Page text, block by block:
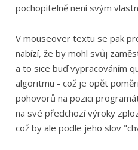
pochopitelně není svým
V mouseover textu se pak
nabízí, že by mohl svůj
a to sice buď vypracováním
algoritmu - což je opět
pohovorů na pozici
na své předchozí výroky
což by ale podle jeho slov